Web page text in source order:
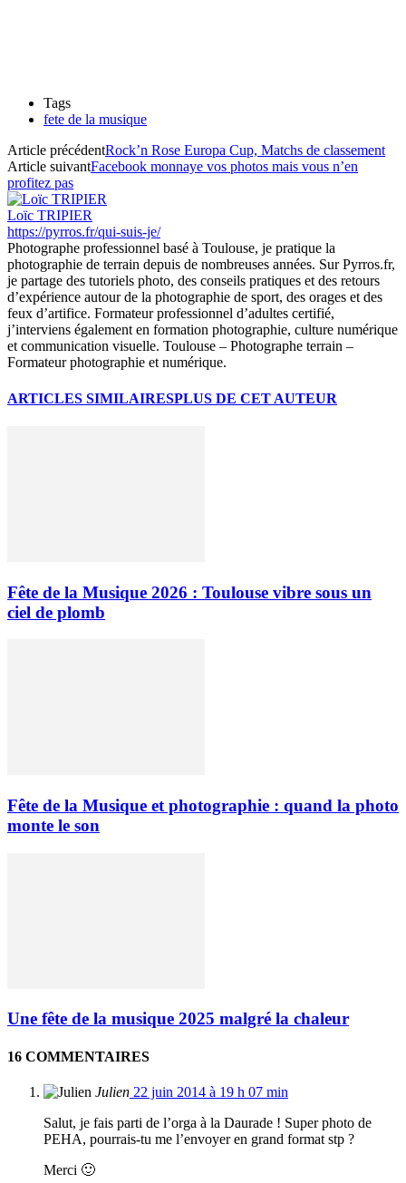
Tags
fete de la musique
Article précédentRock’n Rose Europa Cup, Matchs de classement
Article suivantFacebook monnaye vos photos mais vous n’en
profitez pas
Loïc TRIPIER
https://pyrros.fr/qui-suis-je/
Photographe professionnel basé à Toulouse, je pratique la
photographie de terrain depuis de nombreuses années. Sur Pyrros.fr,
je partage des tutoriels photo, des conseils pratiques et des retours
d’expérience autour de la photographie de sport, des orages et des
feux d’artifice. Formateur professionnel d’adultes certifié,
j’interviens également en formation photographie, culture numérique
et communication visuelle. Toulouse – Photographe terrain –
Formateur photographie et numérique.
ARTICLES SIMILAIRESPLUS DE CET AUTEUR
Fête de la Musique 2026 : Toulouse vibre sous un
ciel de plomb
Fête de la Musique et photographie : quand la photo
monte le son
Une fête de la musique 2025 malgré la chaleur
16 COMMENTAIRES
Julien 22 juin 2014 à 19 h 07 min
Salut, je fais parti de l’orga à la Daurade ! Super photo de
PEHA, pourrais-tu me l’envoyer en grand format stp ?
Merci 🙂